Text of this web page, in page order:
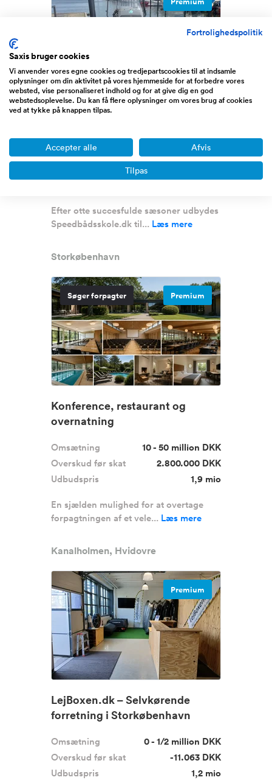
Speedbådsskole.dk –
med dokumen...
Omsætning
0 - 1/2 million DKK
Overskud før skat
Efter otte succesfulde sæsoner udbydes
Speedbådsskole.dk til... Læs mere
Storkøbenhavn
Søger forpagter Premium
Konference, restaurant og
overnatning
Omsætning
10 - 50 million DKK
Overskud før skat
2.800.000 DKK
Udbudspris
1,9 mio
En sjælden mulighed for at overtage
forpagtningen af et vele... Læs mere
Kanalholmen, Hvidovre
Premium
LejBoxen.dk – Selvkørende
forretning i Storkøbenhavn
Omsætning
0 - 1/2 million DKK
Overskud før skat
-11.063 DKK
Udbudspris
1,2 mio
Fortrolighedspolitik
Saxis bruger cookies
Vi anvender vores egne cookies og tredjepartscookies til at indsamle
oplysninger om din aktivitet på vores hjemmeside for at forbedre vores
websted, vise personaliseret indhold og for at give dig en god
webstedsoplevelse. Du kan få flere oplysninger om vores brug af cookies
ved at tykke på knappen tilpas.
Accepter alle Afvis
Tilpas